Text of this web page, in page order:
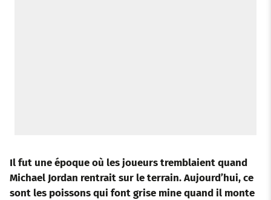
Il fut une époque où les joueurs tremblaient quand
Michael Jordan rentrait sur le terrain. Aujourd’hui, ce
sont les poissonsqui font grise mine quand il monte